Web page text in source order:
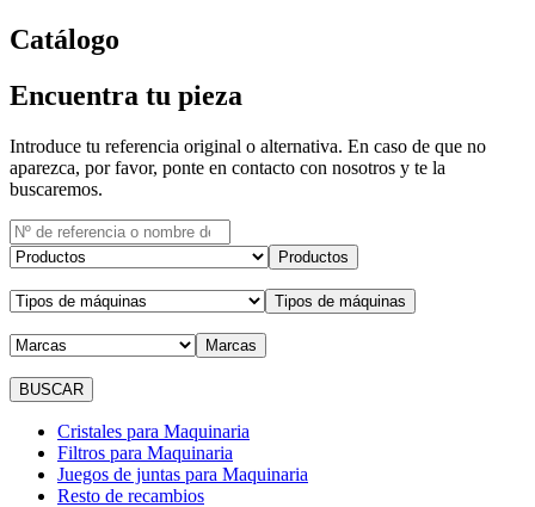
Catálogo
Encuentra tu pieza
Introduce tu referencia original o alternativa. En caso de que no
aparezca, por favor, ponte en contacto con nosotros y te la
buscaremos.
Productos
Tipos de máquinas
Marcas
Cristales para Maquinaria
Filtros para Maquinaria
Juegos de juntas para Maquinaria
Resto de recambios